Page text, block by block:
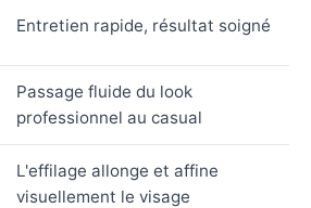
Entretien rapide, résultat soigné
Passage fluide du look
professionnel au casual
L'effilage allonge et affine
visuellement le visage